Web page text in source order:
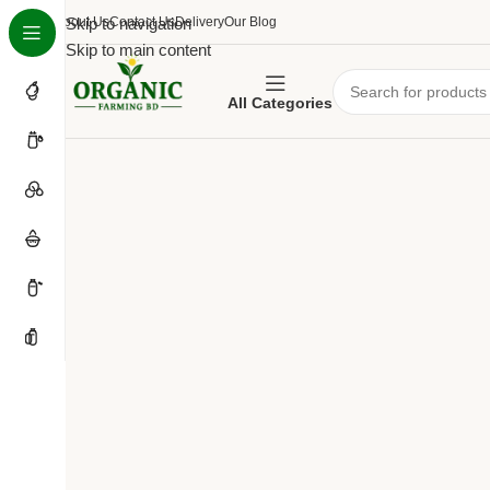
Skip to navigation
Skip to main content
About UsContact UsDeliveryOur Blog
All Categories